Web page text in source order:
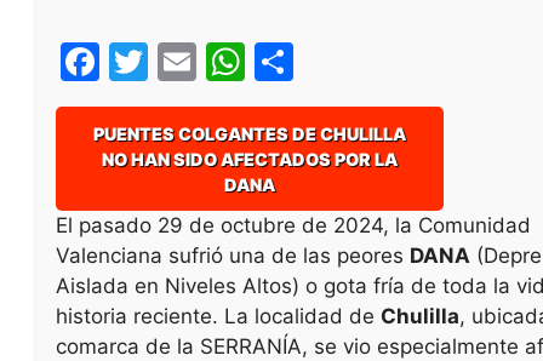
F
a
c
e
b
o
o
k
T
w
itt
er
E
m
ai
l
W
h
at
s
A
p
p
h
ar
e
PUENTES COLGANTES DE CHULILLA
NO HAN SIDO AFECTADOS POR LA
DANA
El pasado 29 de octubre de 2024, la Comunidad
Valenciana sufrió una de las peores DANA
Aislada en Niveles Altos) o gota fría de toda la
historia reciente. La localidad de Chulilla,
comarca de la SERRANÍA, se vio especialmente